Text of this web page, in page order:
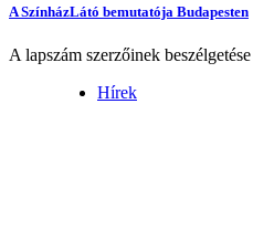
A SzínházLátó bemutatója Budapesten
A lapszám szerzőinek
Hírek